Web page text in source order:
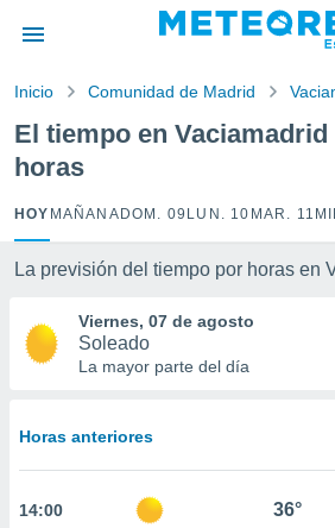
por
para
la
calidad.
a este
las
y
forma
basada
permite
Inicio Comunidad de Madrid
El tiempo en
horas
HOY MAÑANA DOM. 09 LUN. 10 MAR. 11
La previsión del tiempo por horas en
Viernes, 07 de agosto
Soleado
La mayor parte del día
Horas anteriores
14:00 36°